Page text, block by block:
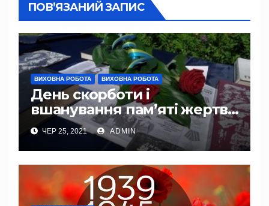
ПОВ’ЯЗАНИЙ ЗАПИС
ВИХОВНА РОБОТА ВИХОВНА РОБОТА
День скорботи і
вшанування пам’яті жертв
війни в Україні
ЧЕР 25, 2021 ADMIN